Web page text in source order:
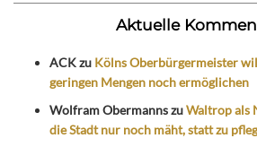
Aktuelle
ACKzu Kölns Oberbürgermeister
geringen Mengen noch ermöglichen
Wolfram ObermannszuWaltrop als
die Stadt nur noch mäht, statt zu